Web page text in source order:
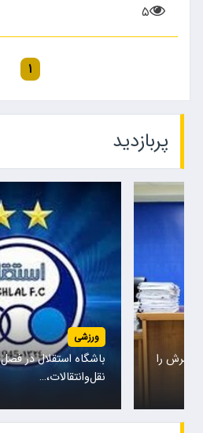
۵
۱
پربازدید‍
را
ورزشی
باشگاه استقلال در فصل
نقل‌وانتقالات،…